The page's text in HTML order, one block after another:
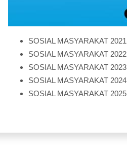
SOSIAL MASYARAKAT 2021
SOSIAL MASYARAKAT 2022
SOSIAL MASYARAKAT 2023
SOSIAL MASYARAKAT 2024
SOSIAL MASYARAKAT 2025